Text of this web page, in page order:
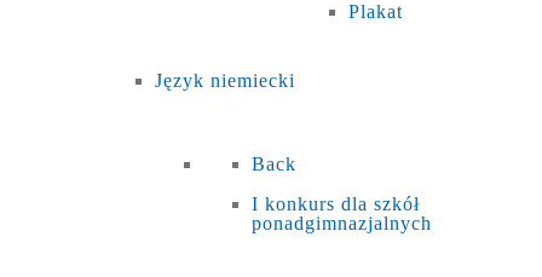
Plakat
Język niemiecki
Back
I konkurs dla szkół
ponadgimnazjalnych